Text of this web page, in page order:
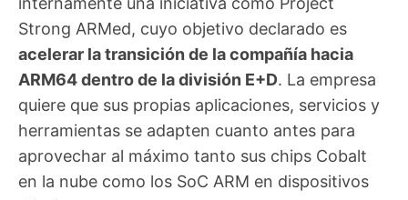
Strong ARMed, cuyo objetivo declarado es
acelerar la transición de la compañía hacia
ARM64 dentro de la división E+D. La empresa
quiere que sus propias aplicaciones, servicios y
herramientas se adapten cuanto antes para
aprovechar al máximo tanto sus chips Cobalt
en la nube como los SoC ARM en dispositivos